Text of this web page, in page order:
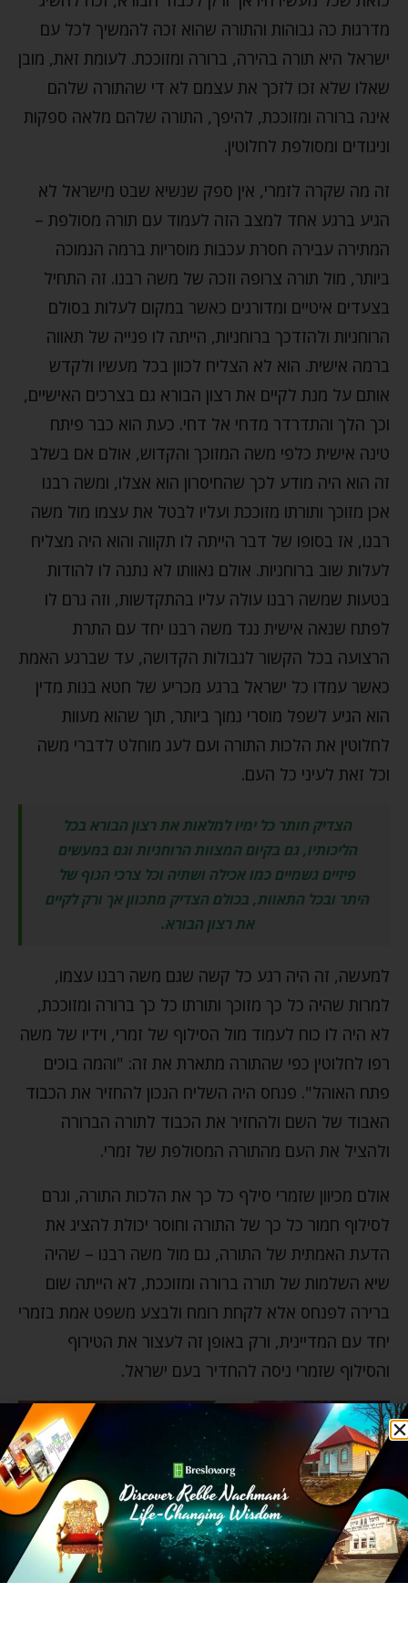
מדרגות כה גבוהות והתורה שהוא זכה להמשיך לכל עם
ישראל היא תורה בהירה, ברורה ומזוככת. לעומת זאת, מובן
שאלו שלא זכו לזכך את עצמם לא די שהתורה שלהם
אינה ברורה ומזוככת, להיפך, התורה שלהם מלאה ספקות
וניגודים ומסולפת לחלוטין.
זה מה שקרה לזמרי, אין ספק שנשיא שבט מישראל לא
הגיע ברגע אחד למצב הזה לעמוד עם תורה מסולפת –
המתירה עבירה חסרת עכבות מוסריות ברמה הנמוכה
ביותר, מול תורה צרופה וזכה של משה רבנו. זה התחיל
בצעדים איטיים ומדורגים כאשר במקום לעלות בסולם
הרוחניות ולהזדכך ברוחניות, הייתה לו פנייה של תאווה
ברמה אישית. הוא לא הצליח לכוון בכל מעשיו ולקדש
אותם על מנת לקיים את רצון הבורא גם בצרכים האישיים,
וכך הלך והתדרדר מדחי אל דחי. כעת הוא כבר פיתח
טינה אישית כלפי משה המזוכך והקדוש, אולם אם בשלב
זה הוא היה מודע לכך שהחיסרון הוא אצלו, ומשה רבנו
אכן מזוכך ותורתו מזוככת ועליו לבטל את עצמו מול משה
רבנו, אז בסופו של דבר הייתה לו תקווה והוא היה מצליח
לעלות שוב ברוחניות. אולם גאוותו לא נתנה לו להודות
בטעות שמשה רבנו עולה עליו בהתקדשות, וזה גרם לו
לפתח שנאה אישית נגד משה רבנו יחד עם התרת
הרצועה בכל הקשור לגבולות הקדושה, עד שברגע האמת
כאשר עמדו כל ישראל ברגע מכריע של חטא בנות מדין
הוא הגיע לשפל מוסרי נמוך ביותר, תוך שהוא מעוות
לחלוטין את הלכות התורה ועם לעג מוחלט לדברי משה
וכל זאת לעיני כל העם.
הצדיק חותר כל ימיו למלאות את רצון הבורא בכל
הליכותיו, גם בקיום המצוות הרוחניות וגם במעשים
פיזיים גשמיים כמו אכילה ושתיה וכל צרכי הגוף של
היתר ובכל התאוות, בכולם הצדיק מתכוון אך ורק לקיים
את רצון הבורא.
למעשה, זה היה רגע כל קשה שגם משה רבנו עצמו,
למרות שהיה כל כך מזוכך ותורתו כל כך ברורה ומזוככת,
לא היה לו כוח לעמוד מול הסילוף של זמרי, וידיו של משה
רפו לחלוטין כפי שהתורה מתארת את זה: "והמה בוכים
פתח האוהל". פנחס היה השליח הנכון להחזיר את הכבוד
האבוד של השם ולהחזיר את הכבוד לתורה הברורה
ולהציל את העם מהתורה המסולפת של זמרי.
אולם מכיוון שזמרי סילף כל כך את הלכות התורה, וגרם
לסילוף חמור כל כך של התורה וחוסר יכולת להציג את
הדעת האמתית של התורה, גם מול משה רבנו – שהיה
שיא השלמות של תורה ברורה ומזוככת, לא הייתה שום
ברירה לפנחס אלא לקחת רומח ולבצע משפט אמת בזמרי
יחד עם המדיינית, ורק באופן זה לעצור את הטירוף
והסילוף שזמרי ניסה להחדיר בעם ישראל.